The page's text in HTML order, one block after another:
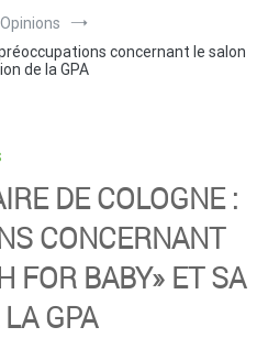
Opinions
concernant le salon
de la GPA
DE COLOGNE :
CONCERNANT
FOR BABY» ET SA
GPA